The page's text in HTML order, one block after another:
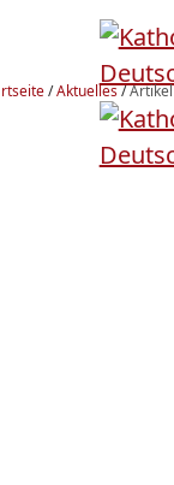
/Aktuelles/Artikel